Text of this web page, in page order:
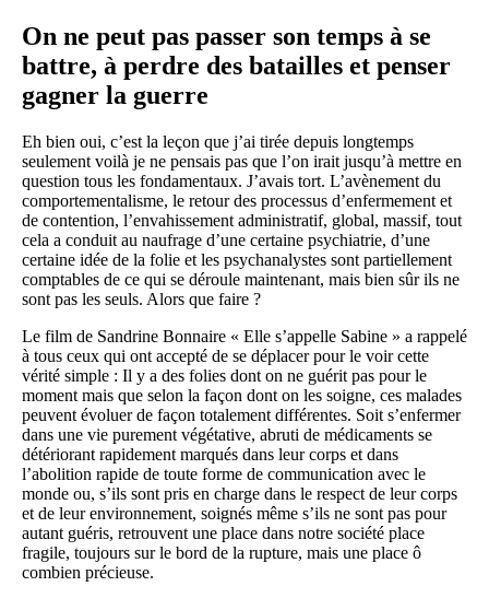
On ne peut pas passer son temps à se
battre, à perdre des batailles et penser
gagner la guerre
Eh bien oui, c’est la leçon que j’ai tirée depuis longtemps
seulement voilà je ne pensais pas que l’on irait jusqu’à mettre en
question tous les fondamentaux. J’avais tort. L’avènement du
comportementalisme, le retour des processus d’enfermement et
de contention, l’envahissement administratif, global, massif, tout
cela a conduit au naufrage d’une certaine psychiatrie, d’une
certaine idée de la folie et les psychanalystes sont partiellement
comptables de ce qui se déroule maintenant, mais bien sûr ils ne
sont pas les seuls. Alors que faire ?
Le film de Sandrine Bonnaire « Elle s’appelle Sabine » a rappelé
à tous ceux qui ont accepté de se déplacer pour le voir cette
vérité simple : Il y a des folies dont on ne guérit pas pour le
moment mais que selon la façon dont on les soigne, ces malades
peuvent évoluer de façon totalement différentes. Soit s’enfermer
dans une vie purement végétative, abruti de médicaments se
détériorant rapidement marqués dans leur corps et dans
l’abolition rapide de toute forme de communication avec le
monde ou, s’ils sont pris en charge dans le respect de leur corps
et de leur environnement, soignés même s’ils ne sont pas pour
autant guéris, retrouvent une place dans notre société place
fragile, toujours sur le bord de la rupture, mais une place ô
combien précieuse.